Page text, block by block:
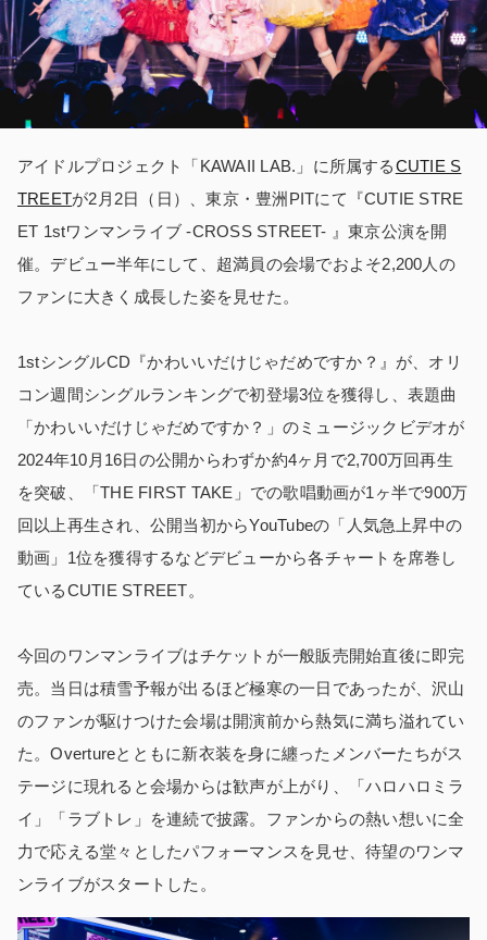
アイドルプロジェクト「KAWAII LAB.」に所属するCUTIE S
TREETが2月2日（日）、東京・豊洲PITにて『CUTIE STRE
ET 1stワンマンライブ -CROSS STREET- 』東京公演を開
催。デビュー半年にして、超満員の会場でおよそ2,200人の
ファンに大きく成長した姿を見せた。
1stシングルCD『かわいいだけじゃだめですか？』が、オリ
コン週間シングルランキングで初登場3位を獲得し、表題曲
「かわいいだけじゃだめですか？」のミュージックビデオが
2024年10月16日の公開からわずか約4ヶ月で2,700万回再生
を突破、「THE FIRST TAKE」での歌唱動画が1ヶ半で900万
回以上再生され、公開当初からYouTubeの「人気急上昇中の
動画」1位を獲得するなどデビューから各チャートを席巻し
ているCUTIE STREET。
今回のワンマンライブはチケットが一般販売開始直後に即完
売。当日は積雪予報が出るほど極寒の一日であったが、沢山
のファンが駆けつけた会場は開演前から熱気に満ち溢れてい
た。Overtureとともに新衣装を身に纏ったメンバーたちがス
テージに現れると会場からは歓声が上がり、「ハロハロミラ
イ」「ラブトレ」を連続で披露。ファンからの熱い想いに全
力で応える堂々としたパフォーマンスを見せ、待望のワンマ
ンライブがスタートした。